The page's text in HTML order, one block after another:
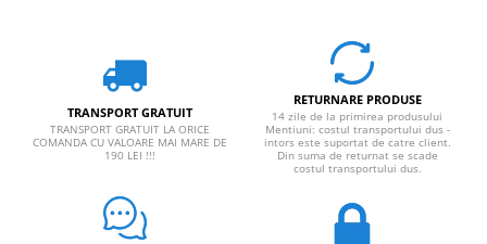
TRANSPORT GRATUIT
TRANSPORT GRATUIT LA ORICE
COMANDA CU VALOARE MAI MARE DE
190 LEI !!!
RETURNARE PRODUSE
14 zile de la primirea produsului
Mentiuni: costul transportului dus -
intors este suportat de catre client.
Din suma de returnat se scade
costul transportului dus.